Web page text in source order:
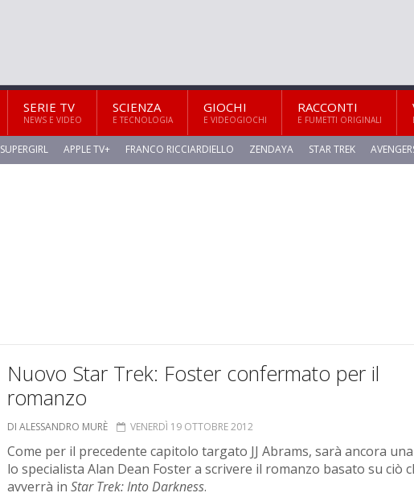
SERIE TV
NEWS E VIDEO
SCIENZA
E TECNOLOGIA
GIOCHI
E VIDEOGIOCHI
RACCONTI
E FUMETTI ORIGINALI
SUPERGIRL APPLE TV+ FRANCO RICCIARDIELLO ZENDAYA STAR TREK
Nuovo Star Trek: Foster confermato per il
romanzo
DI ALESSANDRO MURÈ VENERDÌ 19 OTTOBRE 2012
Come per il precedente capitolo targato JJ Abrams, sarà ancora
lo specialista Alan Dean Foster a scrivere il romanzo basato su ciò
avverrà in Star Trek: Into Darkness.